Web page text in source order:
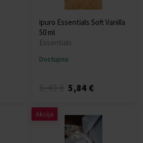
ipuro Essentials Soft Vanilla
50 ml
Essentials
Dostupno
5,84 €
Akcija